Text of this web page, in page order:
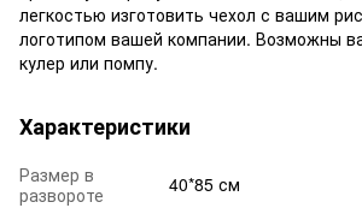
легкостью изготовить чехол с вашим
логотипом вашей компании. Возможны
кулер или помпу.
Характеристики
Размер в
развороте
40*85 см